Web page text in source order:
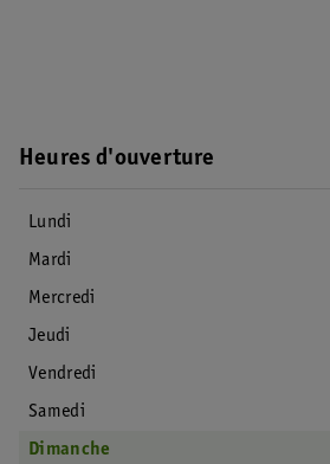
Heures d'ouverture
Lundi
Mardi
Mercredi
Jeudi
Vendredi
Samedi
Dimanche